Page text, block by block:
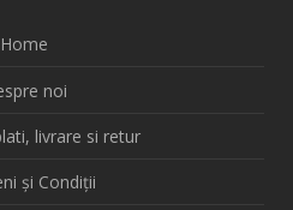
Home
noi
livrare si retur
și Condiții